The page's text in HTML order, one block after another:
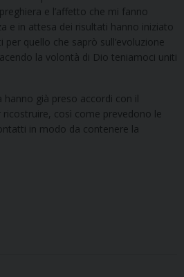
e l’affetto che mi fanno
e in attesa dei risultati hanno iniziato
quello che saprò sull’evoluzione
la volontà di Dio teniamoci uniti
hanno già preso accordi con il
così come prevedono le
in modo da contenere la